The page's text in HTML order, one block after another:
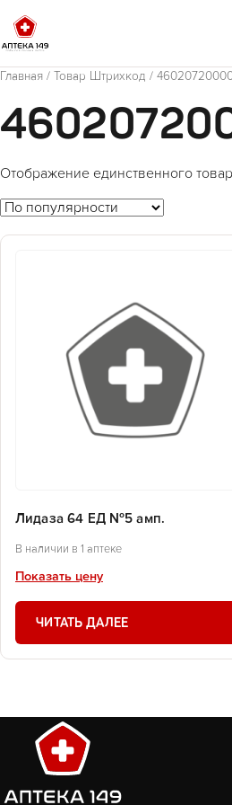
Главная / Товар Штрихкод /
Отображение единственного
Лидаза 64 ЕД №5 амп.
В наличии в 1 аптеке
Показать цену
ЧИТАТЬ ДАЛЕЕ